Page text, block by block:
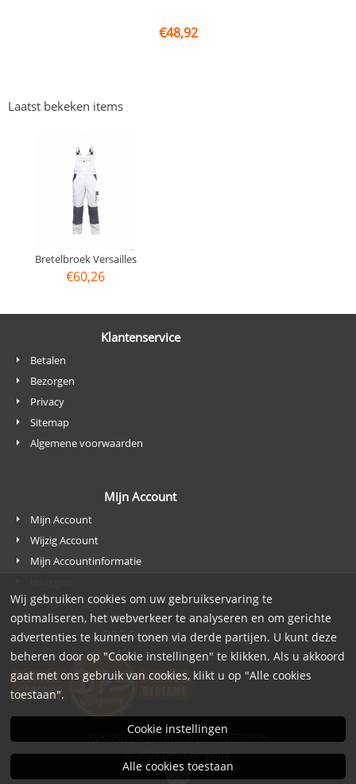
€48,92
Laatst bekeken items
Bretelbroek Versailles
€60,26
Klantenservice
Betalen
Bezorgen
Privacy
Sitemap
Algemene voorwaarden
Mijn Account
Mijn Account
Wijzig Account
Mijn Accountinformatie
DPS Company
KvK: 20155657 - Btw: NL001807708B26
© 2021DPS Company
Wij gebruiken cookies om uw gebruikservaring te
optimaliseren, het webverkeer te analyseren en om gerichte
advertenties te kunnen tonen via derde partijen. U kunt deze
beheren door op "Cookie instellingen" te klikken. Als u akkoord
gaat met ons gebruik van cookies, klikt u op "Alle cookies
toestaan".
Cookie instellingen
Alle cookies toestaan